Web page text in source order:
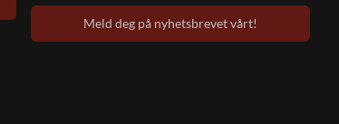
Meld deg på nyhetsbrevet vårt!